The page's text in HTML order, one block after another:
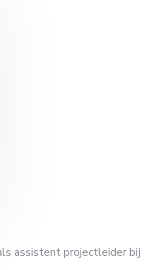
assistent projectleider bij